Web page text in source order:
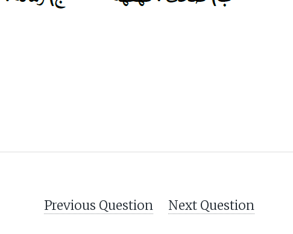
Previous Question Next Question